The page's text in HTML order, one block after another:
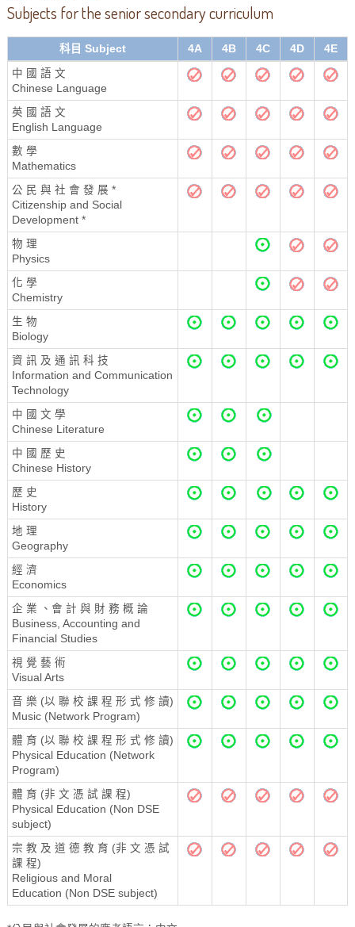
Subjects for the senior secondary curriculum
科目 Subject 4A 4B 4C 4D 4E
中 國 語 文
Chinese Language
英 國 語 文
English Language
數 學
Mathematics
公 民 與 社 會 發 展 *
Citizenship and Social
Development *
物 理
Physics
化 學
Chemistry
生 物
Biology
資 訊 及 通 訊 科 技
Information and Communication
Technology
中 國 文 學
Chinese Literature
中 國 歷 史
Chinese History
歷 史
History
地 理
Geography
經 濟
Economics
企 業 、會 計 與 財 務 概 論
Business, Accounting and
Financial Studies
視 覺 藝 術
Visual Arts
音 樂 (以 聯 校 課 程 形 式 修 讀)
Music (Network Program)
體 育 (以 聯 校 課 程 形 式 修 讀)
Physical Education (Network
Program)
體 育 (非 文 憑 試 課 程)
Physical Education (Non DSE
subject)
宗 教 及 道 德 教 育 (非 文 憑 試
課 程)
Religious and Moral
Education (Non DSE subject)